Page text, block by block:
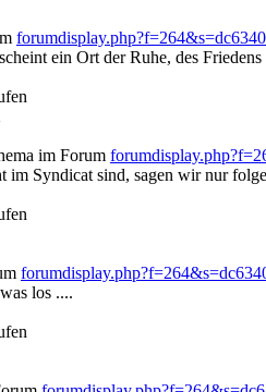
ein Ort der Ruhe, des
im Forum
im Syndicat sind, sagen wir nur
los ....